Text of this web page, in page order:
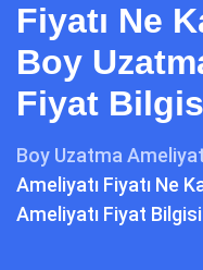
Fiyatı Ne
Boy
Fiyat
Boy Uzatma
Ameliyatı Fiyatı Ne
Ameliyatı Fiyat Bilgisi